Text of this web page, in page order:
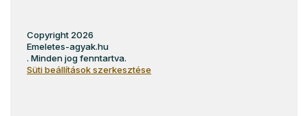
Copyright 2026
Emeletes-agyak.hu
. Minden jog fenntartva.
Süti beállítások szerkesztése